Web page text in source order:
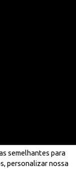
semelhantes para
personalizar nossa